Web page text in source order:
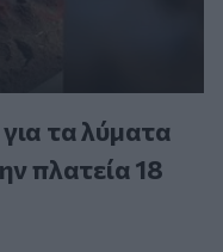
τα λύματα
πλατεία 18